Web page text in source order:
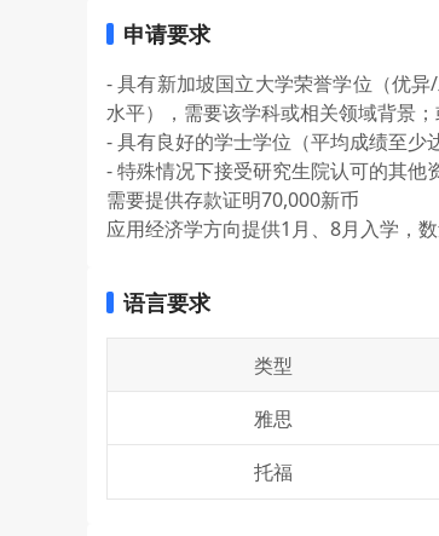
申请要求
- 具有新加坡国立大学荣誉学位（优
水平），需要该学科或相关领域背景
- 具有良好的学士学位（平均成绩至
- 特殊情况下接受研究生院认可的其他
需要提供存款证明70,000新币
应用经济学方向提供1月、8月入学，
语言要求
类型
雅思
托福